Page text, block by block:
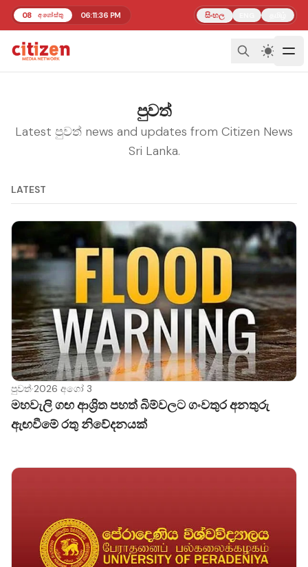
08 අගෝස්තු 06:11:37 PM සිංහල
පුවත්
Latest පුවත් news and updates from Citizen News
Sri Lanka.
LATEST
පුවත්·2026 අගෝ 3
මහවැලි ගඟ ආශ්‍රිත පහත් බිම්වලට ගංවතුර අනතුරු
ඇඟවීමේ රතු නිවේදනයක්